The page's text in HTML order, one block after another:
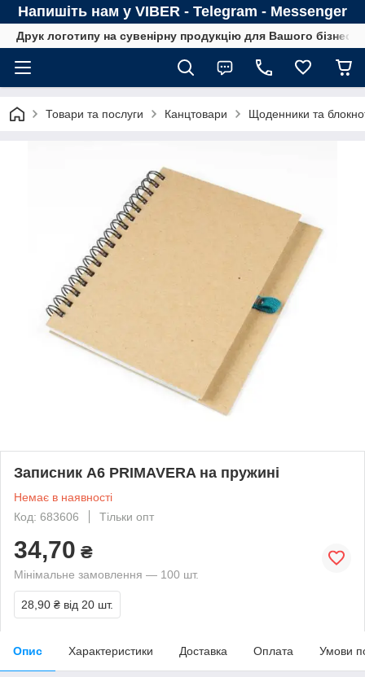
Напишіть нам у VIBER - Telegram - Messenger
Друк логотипу на сувенірну продукцію для Вашого бізнесу
Товари та послуги Канцтовари Щоденники та
Записник А6 PRIMAVERA на пружині
Немає в наявності
Код: 683606
Тільки опт
34,70 ₴
Мінімальне замовлення — 100 шт.
28,90 ₴ від 20 шт.
Опис Характеристики Доставка Оплата Умови